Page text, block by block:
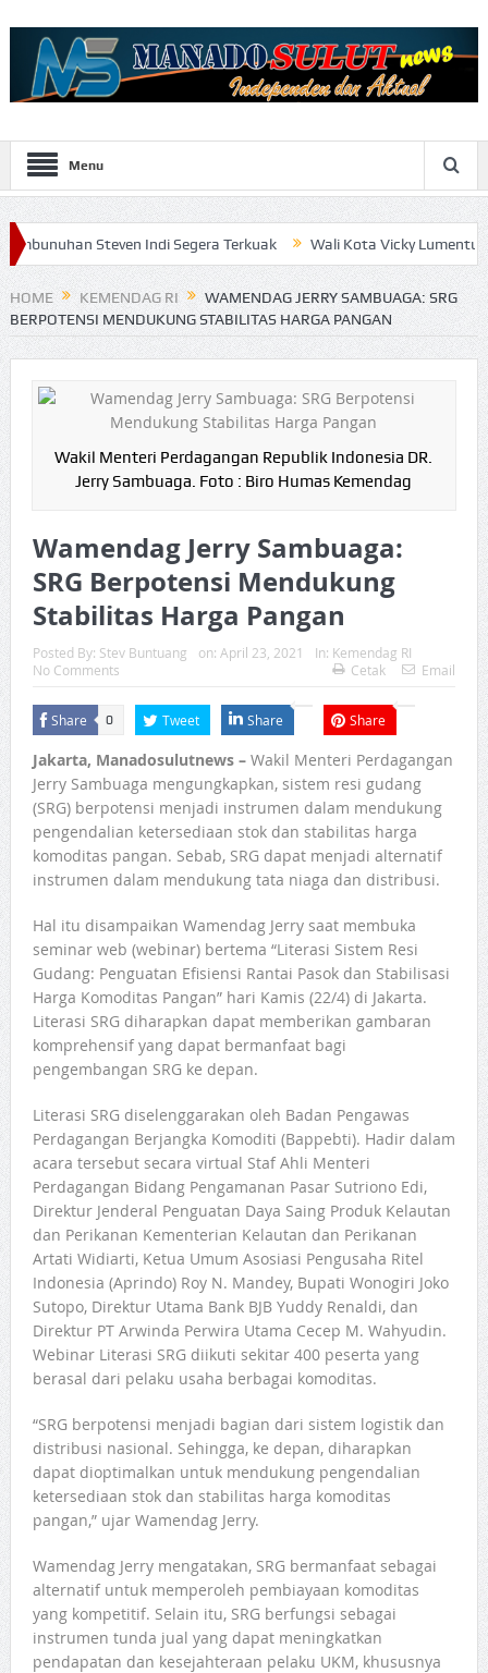
Menu
Indi Segera Terkuak Wali Kota Vicky Lumentut Serahkan
HOME KEMENDAG RI
WAMENDAG JERRY SAMBUAGA: SRG
BERPOTENSI MENDUKUNG STABILITAS HARGA PANGAN
Wakil Menteri Perdagangan Republik Indonesia DR.
Jerry Sambuaga. Foto : Biro Humas Kemendag
Wamendag Jerry Sambuaga:
SRG Berpotensi Mendukung
Stabilitas Harga Pangan
Posted By: Stev Buntuang on: April 23, 2021 In: Kemendag RI
No Comments
Cetak Email
Share 0 Tweet Share Share
Jakarta, Manadosulutnews –Wakil Menteri Perdagangan
Jerry Sambuaga mengungkapkan, sistem resi gudang
(SRG) berpotensi menjadi instrumen dalam mendukung
pengendalian ketersediaan stok dan stabilitas harga
komoditas pangan. Sebab, SRG dapat menjadi alternatif
instrumen dalam mendukung tata niaga dan distribusi.
Hal itu disampaikan Wamendag Jerry saat membuka
seminar web (webinar) bertema “Literasi Sistem Resi
Gudang: Penguatan Efisiensi Rantai Pasok dan Stabilisasi
Harga Komoditas Pangan” hari Kamis (22/4) di Jakarta.
Literasi SRG diharapkan dapat memberikan gambaran
komprehensif yang dapat bermanfaat bagi
pengembangan SRG ke depan.
Literasi SRG diselenggarakan oleh Badan Pengawas
Perdagangan Berjangka Komoditi (Bappebti). Hadir dalam
acara tersebut secara virtual Staf Ahli Menteri
Perdagangan Bidang Pengamanan Pasar Sutriono Edi,
Direktur Jenderal Penguatan Daya Saing Produk Kelautan
dan Perikanan Kementerian Kelautan dan Perikanan
Artati Widiarti, Ketua Umum Asosiasi Pengusaha Ritel
Indonesia (Aprindo) Roy N. Mandey, Bupati Wonogiri Joko
Sutopo, Direktur Utama Bank BJB Yuddy Renaldi, dan
Direktur PT Arwinda Perwira Utama Cecep M. Wahyudin.
Webinar Literasi SRG diikuti sekitar 400 peserta yang
berasal dari pelaku usaha berbagai komoditas.
“SRG berpotensi menjadi bagian dari sistem logistik dan
distribusi nasional. Sehingga, ke depan, diharapkan
dapat dioptimalkan untuk mendukung pengendalian
ketersediaan stok dan stabilitas harga komoditas
pangan,” ujar Wamendag Jerry.
Wamendag Jerry mengatakan, SRG bermanfaat sebagai
alternatif untuk memperoleh pembiayaan komoditas
yang kompetitif. Selain itu, SRG berfungsi sebagai
instrumen tunda jual yang dapat meningkatkan
pendapatan dan kesejahteraan pelaku UKM, khususnya